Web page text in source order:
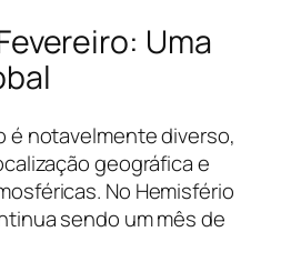
Uma
é notavelmente diverso,
geográfica e
No Hemisfério
sendo um mês de